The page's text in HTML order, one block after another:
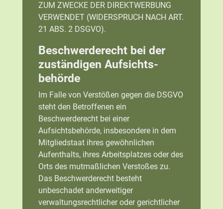
ZUM ZWECKE DER DIREKTWERBUNG
VERWENDET (WIDERSPRUCH NACH ART.
21 ABS. 2 DSGVO).
Beschwerde­recht bei der
zuständigen Aufsichts­
behörde
Im Falle von Verstößen gegen die DSGVO
steht den Betroffenen ein
Beschwerderecht bei einer
Aufsichtsbehörde, insbesondere in dem
Mitgliedstaat ihres gewöhnlichen
Aufenthalts, ihres Arbeitsplatzes oder des
Orts des mutmaßlichen Verstoßes zu.
Das Beschwerderecht besteht
unbeschadet anderweitiger
verwaltungsrechtlicher oder gerichtlicher